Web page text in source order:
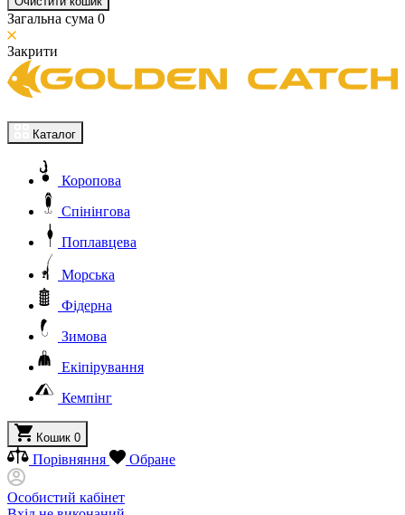
Загальна сума 0
Закрити
Каталог
Коропова
Спінінгова
Поплавцева
Морська
Фідерна
Зимова
Екіпірування
Кемпінг
Кошик 0
Порівняння Обране
Особистий кабінет